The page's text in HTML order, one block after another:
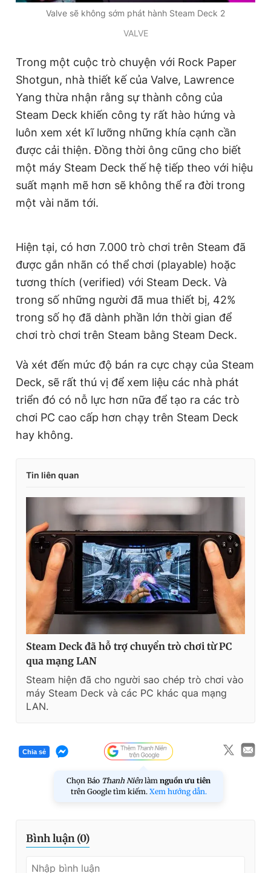
Tổng biên tập: Nguyễn Ngọc Toàn
Phó tổng biên tập thường trực: Hải Thành
Phó tổng biên tập: Trần Việt Hưng
Giấy phép xuất bản số 110/GP - BTTTT cấp ngày 24.3.2020
© 2003-2026 Bản quyền thuộc về Báo Thanh Niên. Cấm sao
chép dưới mọi hình thức nếu không có sự chấp thuận bằng văn
bản. Phát triển bởi ePi Technologies, JSC.
Valve sẽ không sớm phát hành Steam Deck 2
VALVE
Trong một cuộc trò chuyện với Rock Paper
Shotgun, nhà thiết kế của Valve, Lawrence
Yang thừa nhận rằng sự thành công của
Steam Deck khiến công ty rất hào hứng và
luôn xem xét kĩ lưỡng những khía cạnh cần
được cải thiện. Đồng thời ông cũng cho biết
một máy Steam Deck thế hệ tiếp theo với hiệu
suất mạnh mẽ hơn sẽ không thể ra đời trong
một vài năm tới.
Hiện tại, có hơn 7.000 trò chơi trên Steam đã
được gắn nhãn có thể chơi (playable) hoặc
tương thích (verified) với Steam Deck. Và
trong số những người đã mua thiết bị, 42%
trong số họ đã dành phần lớn thời gian để
chơi trò chơi trên Steam bằng Steam Deck.
Và xét đến mức độ bán ra cực chạy của Steam
Deck, sẽ rất thú vị để xem liệu các nhà phát
triển đó có nỗ lực hơn nữa để tạo ra các trò
chơi PC cao cấp hơn chạy trên Steam Deck
hay không.
Tin liên quan
Steam Deck đã hỗ trợ chuyển trò chơi từ PC
qua mạng LAN
Steam hiện đã cho người sao chép trò chơi vào
máy Steam Deck và các PC khác qua mạng
LAN.
Chia sẻ
Chọn Báo Thanh Niên làm nguồn ưu tiên
trên Google tìm kiếm. Xem hướng dẫn.
Bình luận (0)